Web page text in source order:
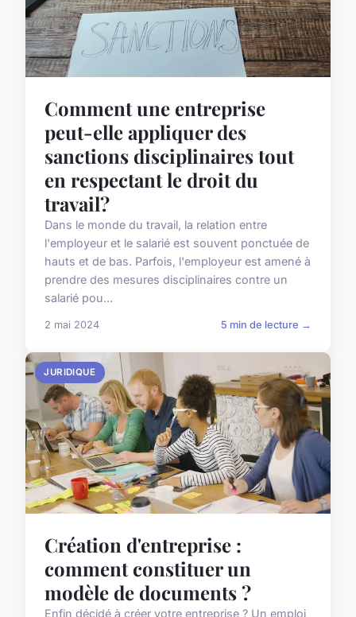
Comment une entreprise
peut-elle appliquer des
sanctions disciplinaires tout
en respectant le droit du
travail?
Dans le monde du travail, la relation entre
l'employeur et le salarié est souvent ponctuée de
hauts et de bas. Parfois, l'employeur est amené à
prendre des mesures disciplinaires contre un
salarié pou...
2 mai 2024 5 min de lecture →
JURIDIQUE
Création d'entreprise :
comment constituer un
modèle de documents ?
Enfin décidé à créer votre entreprise ? Un emploi